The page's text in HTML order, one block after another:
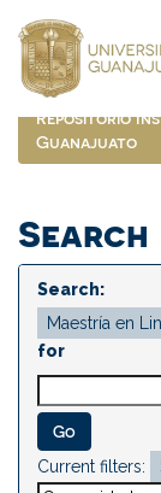
navigation
Repositorio
Guanajuato
Search
Search:
for
Current filters: